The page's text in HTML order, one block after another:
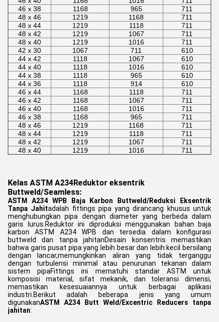
46 x 38
1168 965
711
48 x 46
1219 1168
711
48 x 44
1219 1118
711
48 x 42
1219 1067
711
48 x 40
1219 1016
711
42 x 30
1067 711
610
44 x 42
1118 1067
610
44 x 40
1118 1016
610
44 x 38
1118 965
610
44 x 36
1118 914
610
46 x 44
1168 1118
711
46 x 42
1168 1067
711
46 x 40
1168 1016
711
46 x 38
1168 965
711
48 x 46
1219 1168
711
48 x 44
1219 1118
711
48 x 42
1219 1067
711
48 x 40
1219 1016 711
Kelas ASTM A234Reduktor eksentrik
Buttweld/Seamless:
ASTM A234 WPB Baja Karbon Buttweld/Reduksi Eksentrik
Tanpa Jahitadalah fittings pipa yang dirancang khusus untuk
menghubungkan pipa dengan diameter yang berbeda dalam
garis lurus.Reduktor ini diproduksi menggunakan bahan baja
karbon ASTM A234 WPB dan tersedia dalam konfigurasi
buttweld dan tanpa jahitanDesain konsentris memastikan
bahwa garis pusat pipa yang lebih besar dan lebih kecil bersilang
dengan lancar,memungkinkan aliran yang tidak terganggu
dengan turbulensi minimal atau penurunan tekanan dalam
sistem pipaFittings ini mematuhi standar ASTM untuk
komposisi material, sifat mekanik, dan toleransi dimensi,
memastikan kesesuaiannya untuk berbagai aplikasi
industri.Berikut adalah beberapa jenis yang umum
digunakanASTM A234 Butt Weld/Excentric Reducers tanpa
jahitan: